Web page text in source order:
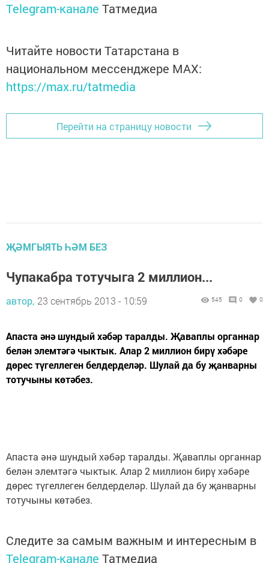
Telegram-канале Татмедиа
Читайте новости Татарстана в
национальном мессенджере MАХ:
https://max.ru/tatmedia
Перейти на страницу новости
ҖӘМГЫЯТЬ ҺӘМ БЕЗ
Чупакабра тотучыга 2 миллион...
автор, 23 сентябрь 2013 - 10:59 545 0 0
Апаста әнә шундый хәбәр таралды. Җаваплы органнар
белән элемтәгә чыктык. Алар 2 миллион бирү хәбәре
дөрес түгеллеген белдерделәр. Шулай да бу җанварны
тотучыны көтәбез.
Апаста әнә шундый хәбәр таралды. Җаваплы органнар
белән элемтәгә чыктык. Алар 2 миллион бирү хәбәре
дөрес түгеллеген белдерделәр. Шулай да бу җанварны
тотучыны көтәбез.
Следите за самым важным и интересным в
Telegram-канале Татмедиа